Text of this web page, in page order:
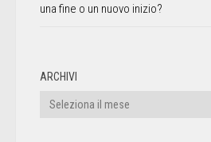
una fine o un nuovo inizio?
ARCHIVI